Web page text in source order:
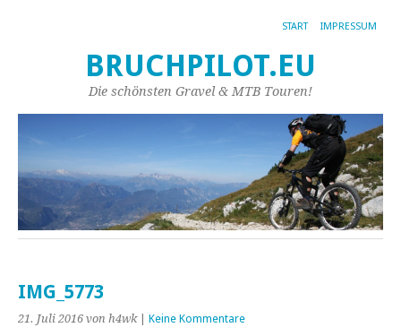
START IMPRESSUM
BRUCHPILOT.EU
Die schönsten Gravel & MTB Touren!
IMG_5773
21. Juli 2016 von h4wk| Keine Kommentare